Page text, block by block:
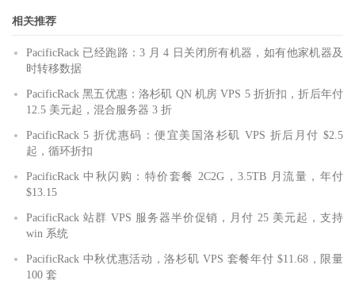
相关推荐
PacificRack 已经跑路：3 月 4 日关闭所有机器，如有他家机器及
时转移数据
PacificRack 黑五优惠：洛杉矶 QN 机房 VPS 5 折折扣，折后年付
12.5 美元起，混合服务器 3 折
PacificRack 5 折优惠码：便宜美国洛杉矶 VPS 折后月付 $2.5
起，循环折扣
PacificRack 中秋闪购：特价套餐 2C2G，3.5TB 月流量，年付
$13.15
PacificRack 站群 VPS 服务器半价促销，月付 25 美元起，支持
win 系统
PacificRack 中秋优惠活动，洛杉矶 VPS 套餐年付 $11.68，限量
100 套